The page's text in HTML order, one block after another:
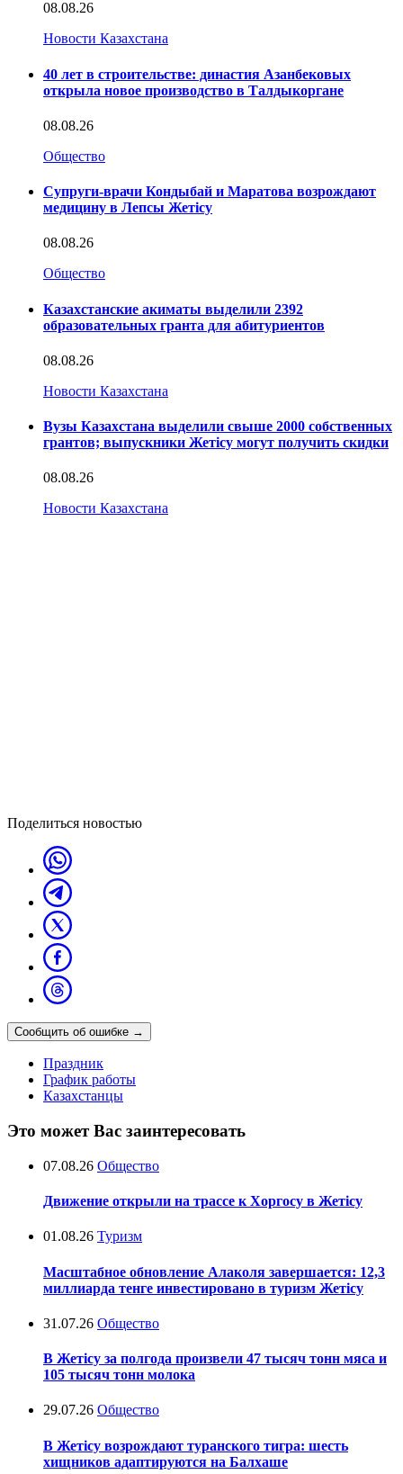
08.08.26
Новости Казахстана
40 лет в строительстве: династия Азанбековых
открыла новое производство в Талдыкоргане
08.08.26
Общество
Супруги-врачи Кондыбай и Маратова возрождают
медицину в Лепсы Жетісу
08.08.26
Общество
Казахстанские акиматы выделили 2392
образовательных гранта для абитуриентов
08.08.26
Новости Казахстана
Вузы Казахстана выделили свыше 2000 собственных
грантов; выпускники Жетісу могут получить скидки
08.08.26
Новости Казахстана
Поделиться новостью
Сообщить об ошибке →
Праздник
График работы
Казахстанцы
Это может Вас заинтересовать
07.08.26 Общество
Движение открыли на трассе к Хоргосу в Жетісу
01.08.26 Туризм
Масштабное обновление Алаколя завершается: 12,3
миллиарда тенге инвестировано в туризм Жетісу
31.07.26 Общество
В Жетісу за полгода произвели 47 тысяч тонн мяса и
105 тысяч тонн молока
29.07.26 Общество
В Жетісу возрождают туранского тигра: шесть
хищников адаптируются на Балхаше